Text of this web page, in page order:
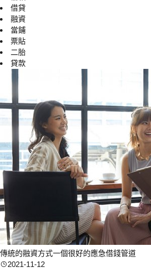
借貸
融資
當鋪
票貼
二胎
貸款
傳統的融資方式一個很好的應急借錢管道
2021-11-12